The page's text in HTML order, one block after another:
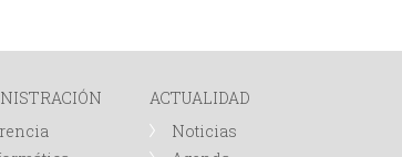
ACTUALIDAD
Noticias